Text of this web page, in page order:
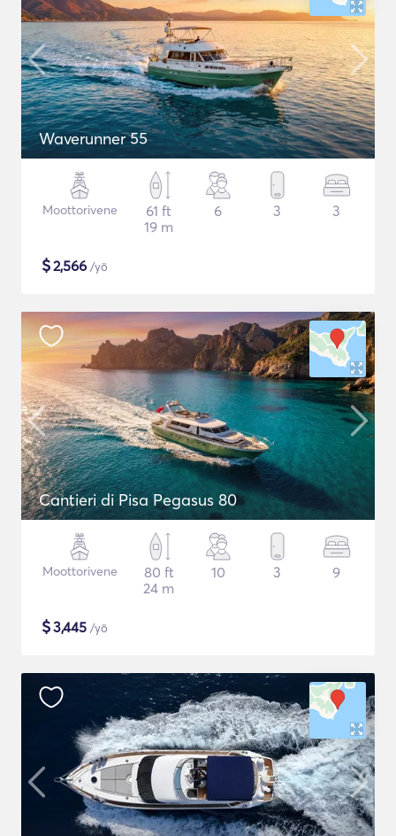
Waverunner 55
Moottorivene
61 ft
19 m
6 3 3
$2,566 /yö
Cantieri di Pisa Pegasus 80
Moottorivene
80 ft
24 m
10 3 9
$3,445 /yö